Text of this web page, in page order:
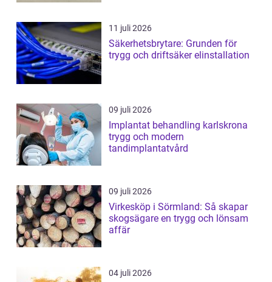
11 juli 2026
Säkerhetsbrytare: Grunden för
trygg och driftsäker elinstallation
09 juli 2026
Implantat behandling karlskrona
trygg och modern
tandimplantatvård
09 juli 2026
Virkesköp i Sörmland: Så skapar
skogsägare en trygg och lönsam
affär
04 juli 2026